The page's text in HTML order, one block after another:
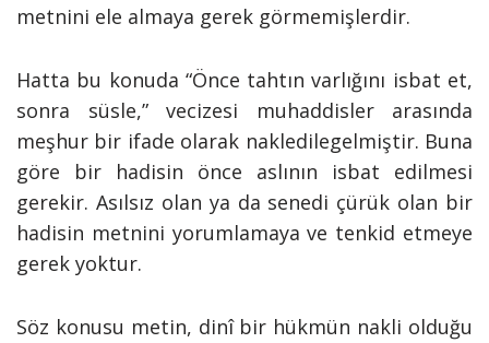
metnini ele almaya gerek görmemişlerdir.
Hatta bu konuda “Önce tahtın varlığını isbat et,
sonra süsle,” vecizesi muhaddisler arasında
meşhur bir ifade olarak nakledilegelmiştir. Buna
göre bir hadisin önce aslının isbat edilmesi
gerekir. Asılsız olan ya da senedi çürük olan bir
hadisin metnini yorumlamaya ve tenkid etmeye
gerek yoktur.
Söz konusu metin, dinî bir hükmün nakli olduğu